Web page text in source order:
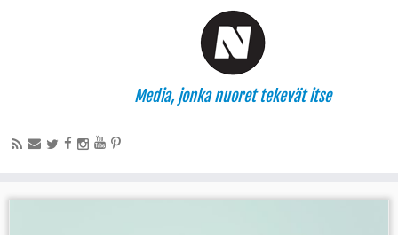
Media, jonka nuoret tekevät itse